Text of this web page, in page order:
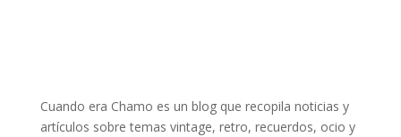
Cuando era Chamo es un blog que recopila noticias y
artículos sobre temas vintage, retro, recuerdos, ocio y